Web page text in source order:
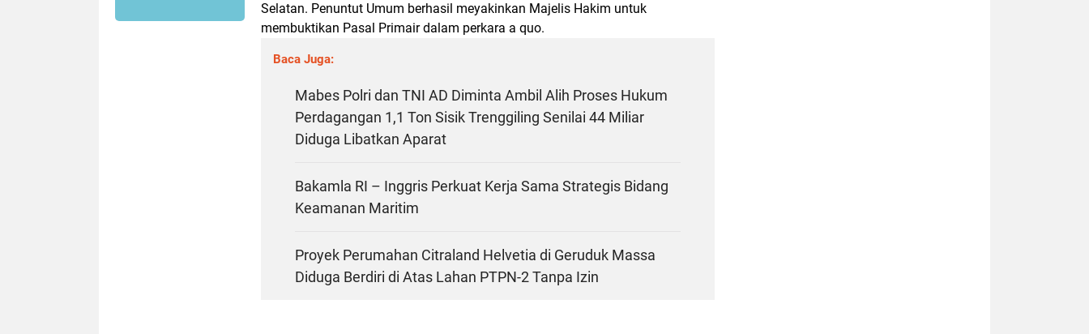
Selatan. Penuntut Umum berhasil meyakinkan Majelis Hakim untuk
membuktikan Pasal Primair dalam perkara a quo.
Baca Juga:
Mabes Polri dan TNI AD Diminta Ambil Alih Proses Hukum
Perdagangan 1,1 Ton Sisik Trenggiling Senilai 44 Miliar
Diduga Libatkan Aparat
Bakamla RI – Inggris Perkuat Kerja Sama Strategis Bidang
Keamanan Maritim
Proyek Perumahan Citraland Helvetia di Geruduk Massa
Diduga Berdiri di Atas Lahan PTPN-2 Tanpa Izin